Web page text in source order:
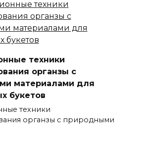
техники
органзы с
материалами для
букетов
техники
органзы с природными